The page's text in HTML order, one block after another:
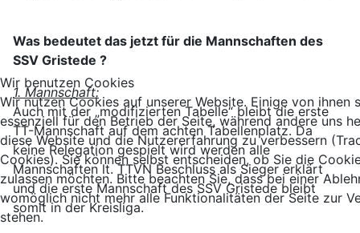
Was bedeutet das jetzt für die Mannschaften des
SSV Gristede ?
1. Mannschaft:
Auch mit der „modifizierten Tabelle“ bleibt die erste
TT-Mannschaft auf dem achten Tabellenplatz. Da
keine Relegation gespielt wird werden alle
Mannschaften lt. TTVN Beschluss als Sieger erklärt
und die erste Mannschaft des SSV Gristede bleibt
somit in der Kreisliga.
Wir benutzen Cookies
Wir nutzen Cookies auf unserer Website. Einige von ihnen
essenziell für den Betrieb der Seite, während andere uns
diese Website und die Nutzererfahrung zu verbessern
Cookies). Sie können selbst entscheiden, ob Sie die
zulassen möchten. Bitte beachten Sie, dass bei einer
womöglich nicht mehr alle Funktionalitäten der Seite zur
stehen.